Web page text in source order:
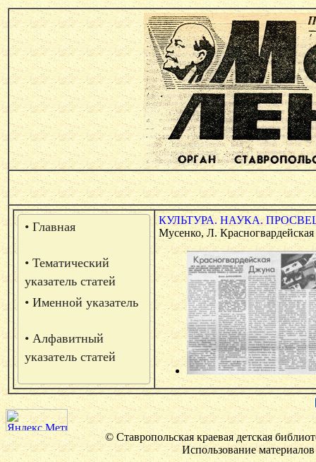
• Главная
• Тематический
указатель статей
• Именной указатель
• Алфавитный
указатель статей
КУЛЬТУРА. НАУКА.
Мусенко, Л.
© Ставропольская краевая детская
Использование